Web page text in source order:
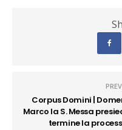
Corpus Domini |
Marco la S. Messa
termine la